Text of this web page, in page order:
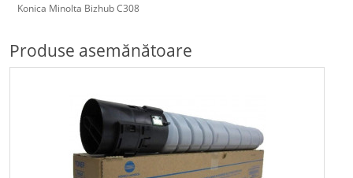
Konica Minolta Bizhub C308
Produse asemănătoare